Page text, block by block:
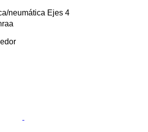
neumática Ejes 4